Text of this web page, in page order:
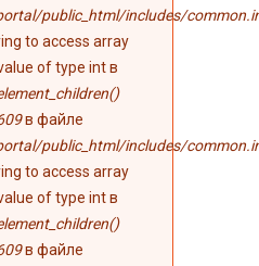
public_html/includes/
to access array
of type int в
в файле
public_html/includes/
to access array
of type int в
в файле